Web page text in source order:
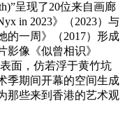
呈现了20位来自画廊
in 2023》（2023）与
的一周》（2017）形成
影像《似曾相识》
面，仿若浮于黄竹坑
季期间开幕的空间生成
那些来到香港的艺术观